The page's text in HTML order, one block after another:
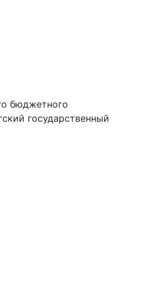
бюджетного
государственный